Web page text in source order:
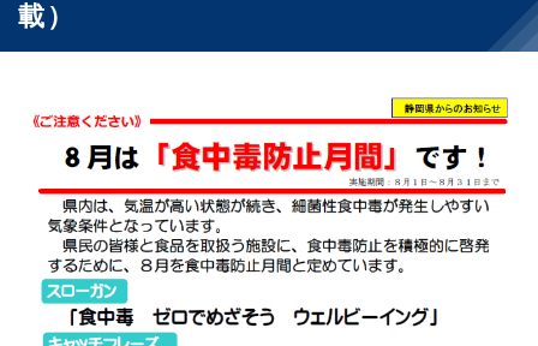
載）